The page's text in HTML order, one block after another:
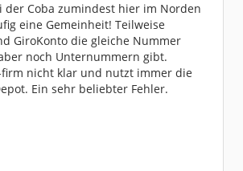
der Coba zumindest hier im Norden
eine Gemeinheit! Teilweise
GiroKonto die gleiche Nummer
noch Unternummern gibt.
firm nicht klar und nutzt immer die
Ein sehr beliebter Fehler.